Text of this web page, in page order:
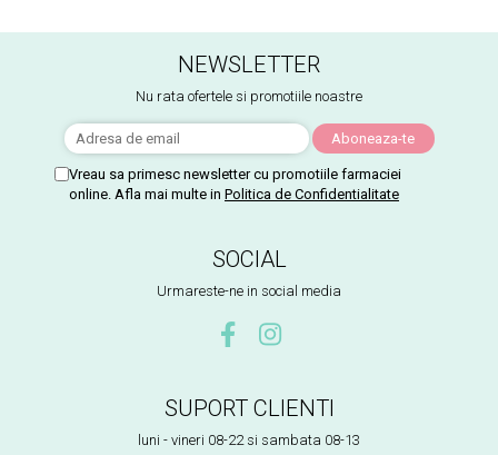
NEWSLETTER
Nu rata ofertele si promotiile noastre
Vreau sa primesc newsletter cu promotiile farmaciei
online. Afla mai multe in Politica de Confidentialitate
SOCIAL
Urmareste-ne in social media
SUPORT CLIENTI
luni - vineri 08-22 si sambata 08-13